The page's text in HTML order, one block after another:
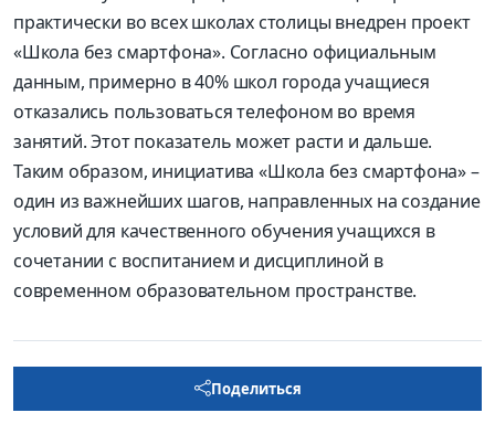
практически во всех школах столицы внедрен проект
«Школа без смартфона». Согласно официальным
данным, примерно в 40% школ города учащиеся
отказались пользоваться телефоном во время
занятий. Этот показатель может расти и дальше.
Таким образом, инициатива «Школа без смартфона» –
один из важнейших шагов, направленных на создание
условий для качественного обучения учащихся в
сочетании с воспитанием и дисциплиной в
современном образовательном пространстве.
Поделиться